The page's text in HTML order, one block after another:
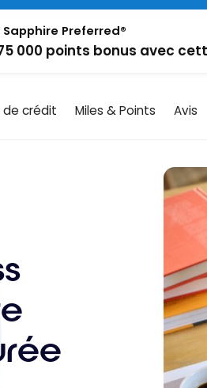
Preferred®
000 points bonus avec
de crédit Miles & Points Avis